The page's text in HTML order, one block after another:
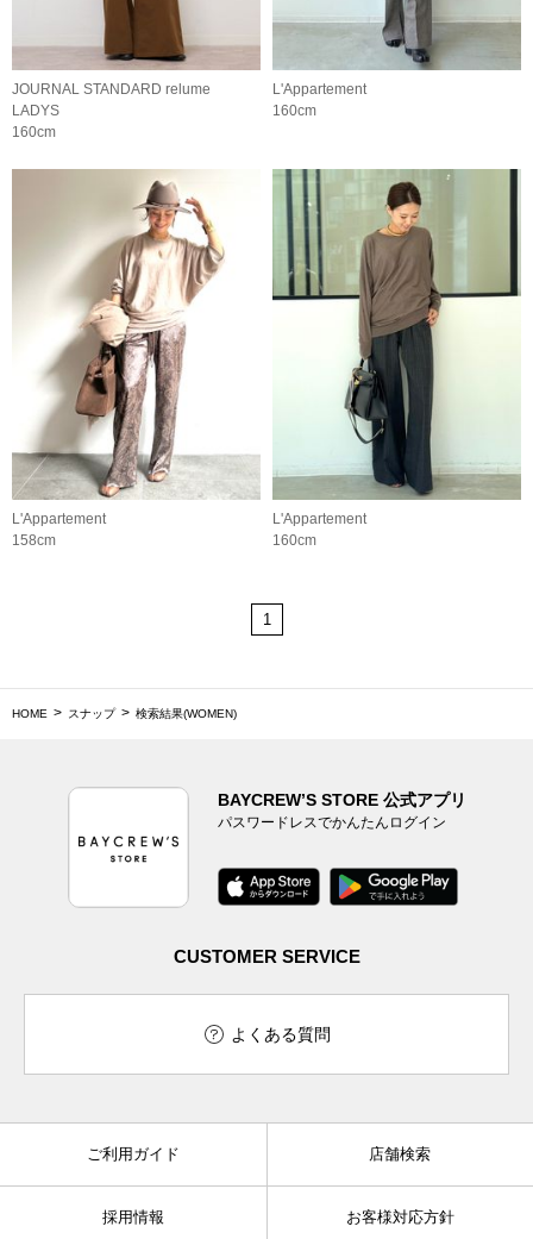
JOURNAL STANDARD relume
LADYS
160cm
L'Appartement
160cm
L'Appartement
158cm
L'Appartement
160cm
1
HOME スナップ 検索結果(WOMEN)
BAYCREW’S STORE 公式アプリ
パスワードレスでかんたんログイン
CUSTOMER SERVICE
よくある質問
ご利用ガイド 店舗検索
採用情報 お客様対応方針